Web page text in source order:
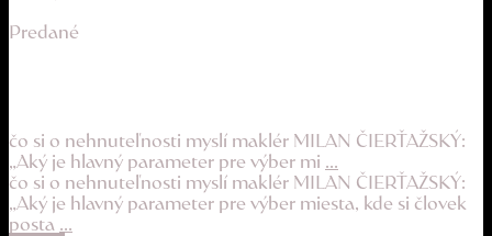
Predané
čo si o nehnuteľnosti myslí maklér MILAN ČIERŤAŽSKÝ:
„Aký je hlavný parameter pre výber mi ...
čo si o nehnuteľnosti myslí maklér MILAN ČIERŤAŽSKÝ:
„Aký je hlavný parameter pre výber miesta, kde si človek
posta ...